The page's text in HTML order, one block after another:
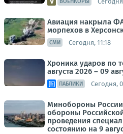
Авиация накрыла
морпехов в
СМИ Сегодня, 11:18
Хроника ударов по
августа 2026 – 09
ПАБЛИКИ Сегодня,
Минобороны
обороны
проведения
состоянию на 9